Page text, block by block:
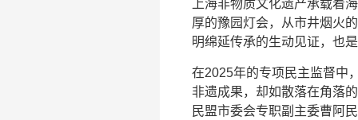
上海非物质文化遗产承载着
厚的豫园灯会，从市井烟火
明绵延传承的生动见证，也
在2025年的专项民主监督中
非遗成果，却如散落在角落
民盟市委会专职副主委曹阿